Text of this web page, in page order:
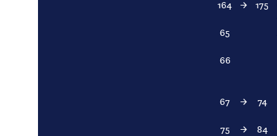
164 → 175
65
66
67 → 74
75
→ 84